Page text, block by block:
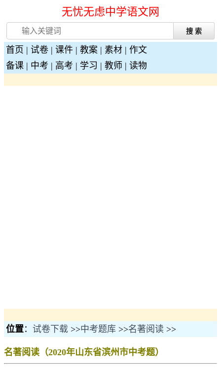
无忧无虑中学语文网
首页 | 试卷 | 课件 | 教案 | 素材 | 作文
备课 | 中考 | 高考 | 学习 | 教师 | 读物
位置： 试卷下载 >>中考题库 >>名著阅读 >>
名著阅读（2020年山东省滨州市中考题）